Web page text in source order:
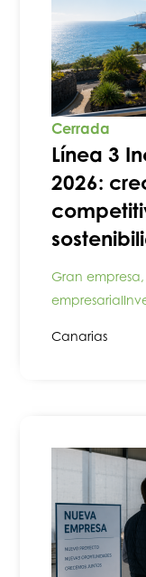
Cerrada
Línea 3
2026:
Gran empresa,
empresarial
Canarias